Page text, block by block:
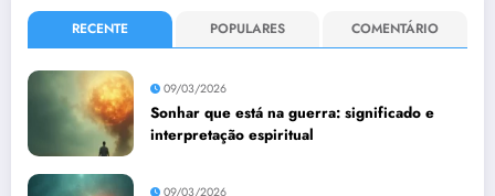
RECENTE POPULARES COMENTÁRIO
09/03/2026
Sonhar que está na guerra: significado e
interpretação espiritual
09/03/2026